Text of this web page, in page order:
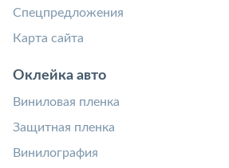
Спецпредложения
Карта сайта
Оклейка авто
Виниловая пленка
Защитная пленка
Винилография